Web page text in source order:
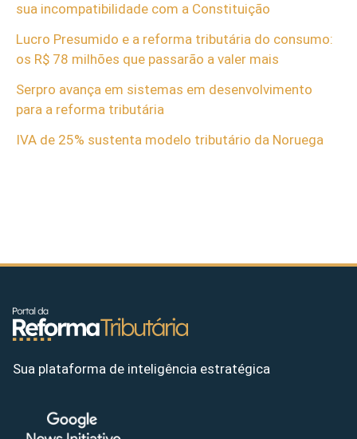
sua incompatibilidade com a Constituição
Lucro Presumido e a reforma tributária do consumo:
os R$ 78 milhões que passarão a valer mais
Serpro avança em sistemas em desenvolvimento
para a reforma tributária
IVA de 25% sustenta modelo tributário da Noruega
Sua plataforma de inteligência estratégica